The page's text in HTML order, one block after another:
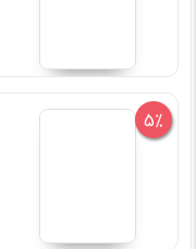
5%